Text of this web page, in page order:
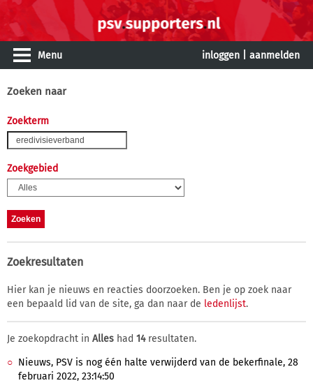
Menu inloggen aanmelden
Zoeken naar
Zoekterm
Zoekgebied
Zoekresultaten
Hier kan je nieuws en reacties doorzoeken. Ben je op zoek naar
een bepaald lid van de site, ga dan naar de ledenlijst.
Je zoekopdracht in Alles had 14resultaten.
Nieuws, PSV is nog één halte verwijderd van de bekerfinale, 28
februari 2022, 23:14:50